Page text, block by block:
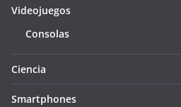
Videojuegos
Consolas
Ciencia
Smartphones